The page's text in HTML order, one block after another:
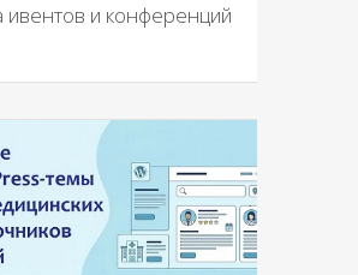
ивентов и конференций